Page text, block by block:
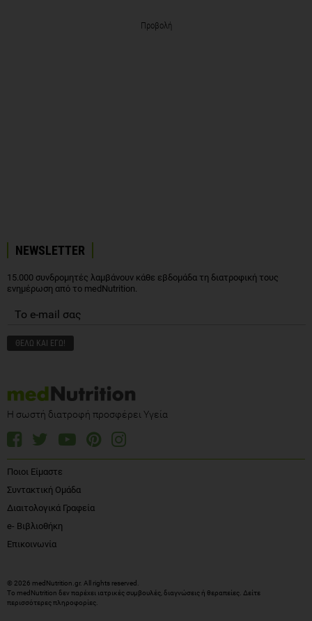
Προβολή
NEWSLETTER
15.000 συνδρομητές λαμβάνουν κάθε εβδομάδα τη διατροφική τους
ενημέρωση από το medNutrition.
Η σωστή διατροφή προσφέρει Υγεία
Ποιοι Είμαστε
Συντακτική Ομάδα
Διαιτολογικά Γραφεία
e- Βιβλιοθήκη
Επικοινωνία
© 2026 medNutrition.gr. All rights reserved.
Το medNutrition δεν παρέχει ιατρικές συμβουλές, διαγνώσεις ή θεραπείες. Δείτε
περισσότερες πληροφορίες